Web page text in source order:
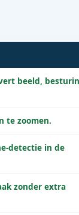
beeld,
te zoomen.
detectie in de
zonder extra